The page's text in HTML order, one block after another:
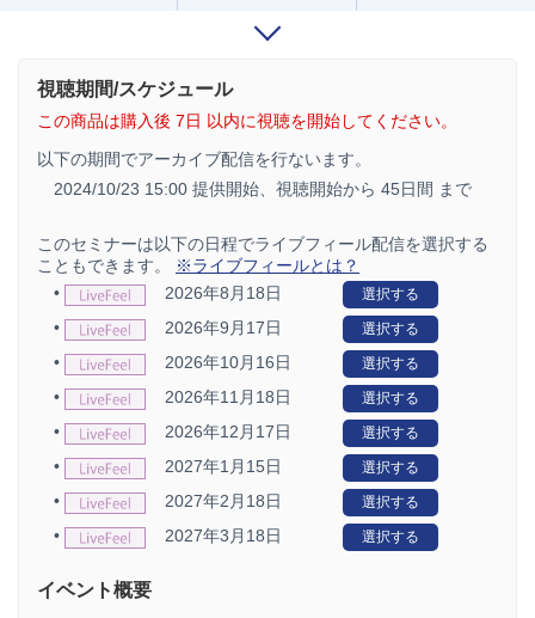
視聴期間/スケジュール
この商品は購入後 7日 以内に視聴を開始してください。
以下の期間でアーカイブ配信を行ないます。
2024/10/23 15:00 提供開始、 視聴開始から 45日間 まで
このセミナーは以下の日程でライブフィール配信を選択する
こともできます。
※ライブフィールとは？
•
2026年8月18日 選択する
• 2026年9月17日 選択する
• 2026年10月16日 選択する
• 2026年11月18日 選択する
• 2026年12月17日 選択する
• 2027年1月15日 選択する
• 2027年2月18日 選択する
• 2027年3月18日 選択する
イベント概要